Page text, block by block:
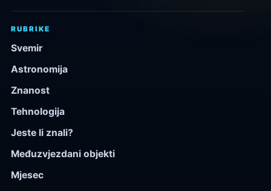
RUBRIKE
Svemir
Astronomija
Znanost
Tehnologija
Jeste li znali?
Međuzvjezdani objekti
Mjesec